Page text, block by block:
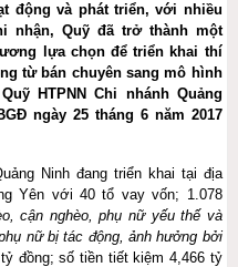
động và phát triển, với nhiều
nhận, Quỹ đã trở thành một
lựa chọn để triển khai thí
từ bán chuyên sang mô hình
HTPNN Chi nhánh Quảng
ngày 25 tháng 6 năm 2017
Ninh đang triển khai tại địa
Yên với 40 tổ vay vốn; 1.078
cận nghèo, phụ nữ yếu thế và
nữ bị tác động, ảnh hưởng bởi
đồng; số tiền tiết kiệm 4,466 tỷ